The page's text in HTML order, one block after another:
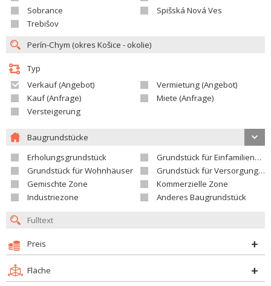
Sobrance
Spišská Nová Ves
Trebišov
Typ
Verkauf (Angebot)
Vermietung (Angebot)
Kauf (Anfrage)
Miete (Anfrage)
Versteigerung
Baugrundstücke
Erholungsgrundstück
Grundstück für Einfamilienhäuser
Grundstück für Wohnhäuser
Grundstück für Versorgungseinrichtungen
Gemischte Zone
Kommerzielle Zone
Industriezone
Anderes Baugrundstück
Preis
Fläche